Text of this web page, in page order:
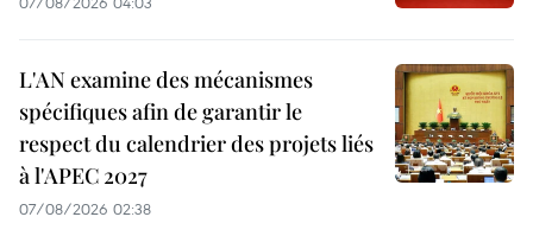
L'AN examine des mécanismes
spécifiques afin de garantir le
respect du calendrier des projets liés
à l'APEC 2027
07/08/2026 02:38